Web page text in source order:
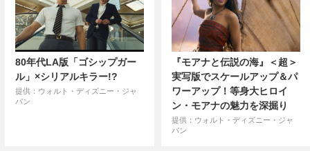
80年代LA版「ゴシップガー
ル」×シリアルキラー!?
提供：ウォルト・ディズニー・ジャ
パン
『モアナと伝説の海』＜超＞
実写版でスケールアップ＆パ
ワーアップ！等身大ヒロイ
ン・モアナの魅力を深掘り
提供：ウォルト・ディズニー・ジャ
パン